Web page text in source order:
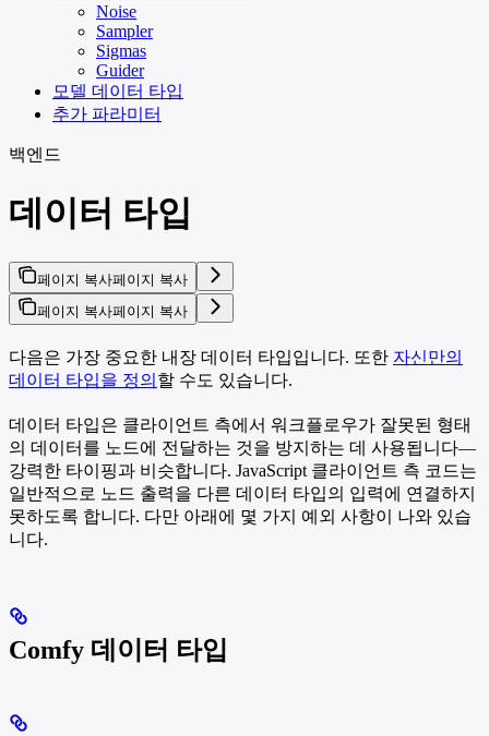
Noise
Sampler
Sigmas
Guider
모델 데이터 타입
추가 파라미터
백엔드
데이터 타입
페이지 복사페이지 복사
페이지 복사페이지 복사
다음은 가장 중요한 내장 데이터 타입입니다. 또한 자신만의
데이터 타입을 정의 할 수도 있습니다.
데이터 타입은 클라이언트 측에서 워크플로우가 잘못된 형태
의 데이터를 노드에 전달하는 것을 방지하는 데 사용됩니다—
강력한 타이핑과 비슷합니다. JavaScript 클라이언트 측 코드는
일반적으로 노드 출력을 다른 데이터 타입의 입력에 연결하지
못하도록 합니다. 다만 아래에 몇 가지 예외 사항이 나와 있습
니다.
Comfy 데이터 타입